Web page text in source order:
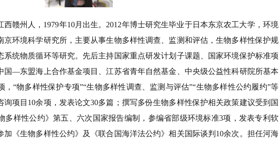
赣州人， 1979年10月出生。2012年博士研究生毕业于日本东京农工大学，环境
京环境科学研究所，主要从事生物多样性调查、监测和评估，生物多样性保护规
统物质循环等研究。先后主持国家重点研发计划子课题、国家环境保护标准项
国—东盟海上合作基金项目、江苏省青年自然基金、中央级公益性科研院所基本
“物多样性保护专项”“生物多样性调查、监测与评估”“生物多样性公约履约”等
项目10余项，发表论文30多篇；撰写多份生物多样性保护相关政策建议受到国
多样性公约》第五、六次国家报告编制，参编省部级环境标准3项，发表专利软
加《生物多样性公约》及《联合国海洋法公约》相关国际谈判10余次。担任河海